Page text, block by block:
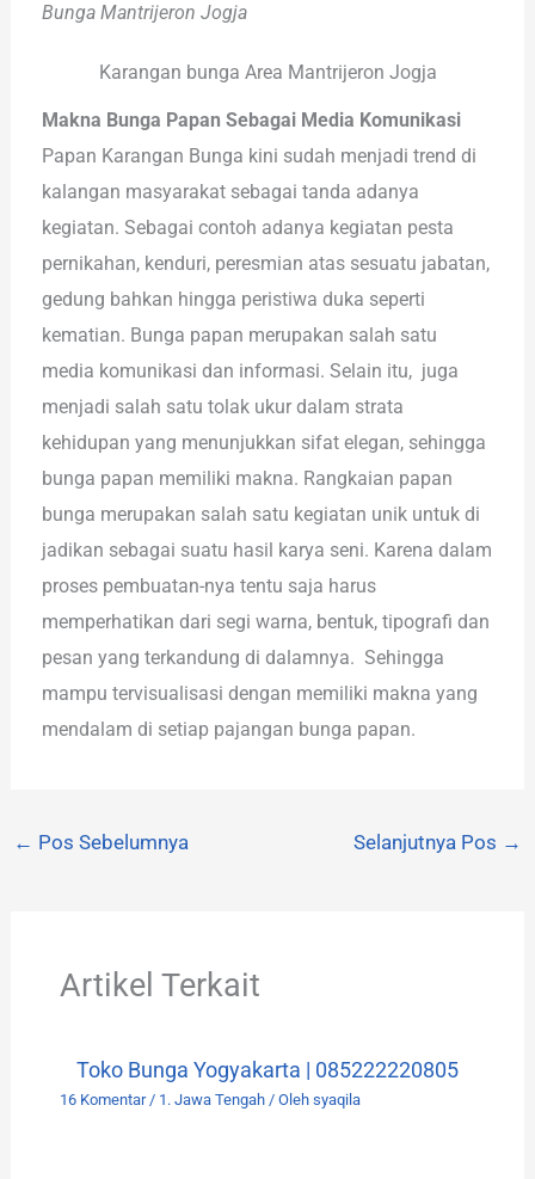
Bunga Mantrijeron Jogja
Karangan bunga Area Mantrijeron Jogja
Makna Bunga Papan Sebagai Media Komunikasi
Papan Karangan Bunga kini sudah menjadi trend di
kalangan masyarakat sebagai tanda adanya
kegiatan. Sebagai contoh adanya kegiatan pesta
pernikahan, kenduri, peresmian atas sesuatu jabatan,
gedung bahkan hingga peristiwa duka seperti
kematian. Bunga papan merupakan salah satu
media komunikasi dan informasi. Selain itu, juga
menjadi salah satu tolak ukur dalam strata
kehidupan yang menunjukkan sifat elegan, sehingga
bunga papan memiliki makna. Rangkaian papan
bunga merupakan salah satu kegiatan unik untuk di
jadikan sebagai suatu hasil karya seni. Karena dalam
proses pembuatan-nya tentu saja harus
memperhatikan dari segi warna, bentuk, tipografi dan
pesan yang terkandung di dalamnya. Sehingga
mampu tervisualisasi dengan memiliki makna yang
mendalam di setiap pajangan bunga papan.
← Pos Sebelumnya Selanjutnya Pos →
Artikel Terkait
Toko Bunga Yogyakarta | 085222220805
16 Komentar / 1. Jawa Tengah/ Oleh syaqila